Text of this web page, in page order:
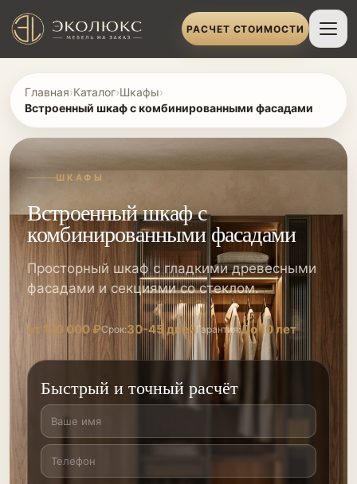
РАСЧЕТ СТОИМОСТИ
Главная›Каталог›Шкафы›
Встроенный шкаф с комбинированными фасадами
ШКАФЫ
Встроенный шкаф с
комбинированными фасадами
Просторный шкаф с гладкими древесными
фасадами и секциями со стеклом.
от 120 000 ₽Срок:30-45 днейГарантия:До 10 лет
Быстрый и точный расчёт